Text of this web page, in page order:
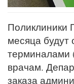
Поликлиники
месяца
терминалами
врачам.
заказа